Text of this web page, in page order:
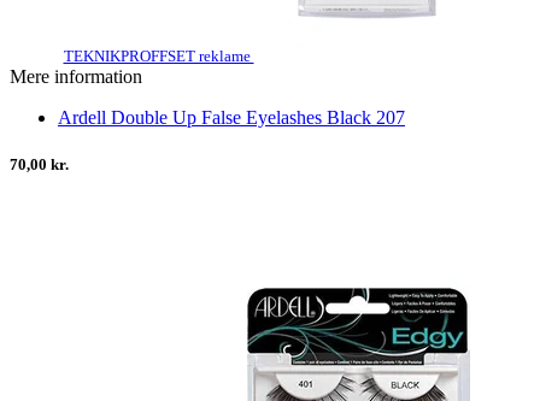
TEKNIKPROFFSET reklame
Mere information
Ardell Double Up False Eyelashes Black 207
70,00 kr.